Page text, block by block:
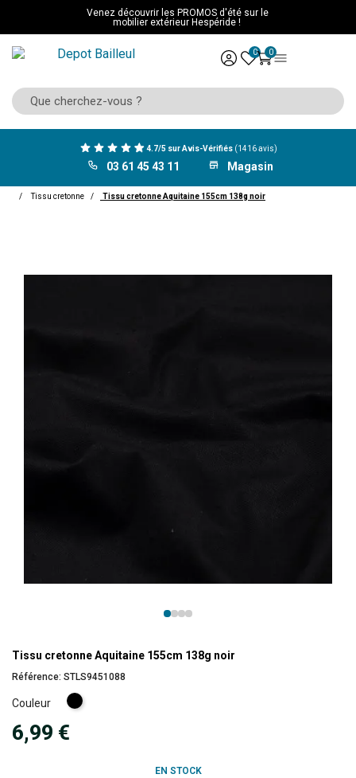
Venez découvrir les PROMOS d'été sur le
mobilier extérieur Hespéride !
0 0
4.7/5 sur Avis-Vérifiés (1416 avis)
03 61 45 43 11 Magasin
Tissu cretonne
Tissu cretonne Aquitaine 155cm 138g noir
Tissu cretonne Aquitaine 155cm 138g noir
Référence: STLS9451088
Couleur
Noir
6,99 €
EN STOCK